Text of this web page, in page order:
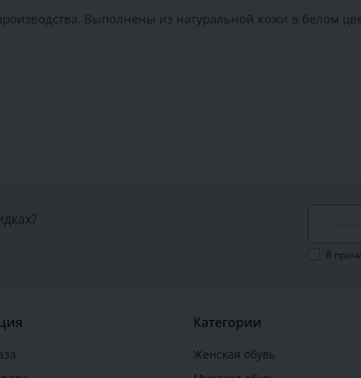
Выполнены из натуральной кожи в белом
Я
Категории
Женская обувь